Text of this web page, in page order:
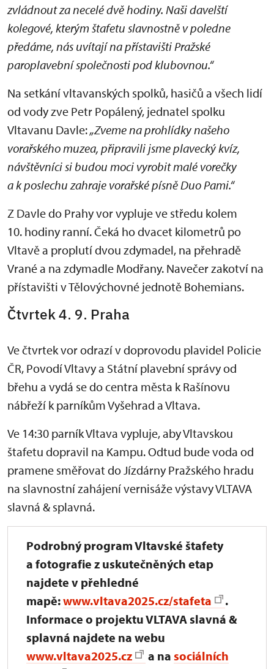
zvládnout za necelé dvě hodiny. Naši davelští
kolegové, kterým štafetu slavnostně v poledne
předáme, nás uvítají na přístavišti Pražské
paroplavební společnosti pod klubovnou.“
Na setkání vltavanských spolků, hasičů a všech lidí
od vody zve Petr Popálený, jednatel spolku
Vltavanu Davle:„Zveme na prohlídky našeho
vorařského muzea, připravili jsme plavecký kvíz,
návštěvníci si budou moci vyrobit malé vorečky
a k poslechu zahraje vorařské písně Duo Pami.“
Z Davle do Prahy vor vypluje ve středu kolem
10. hodiny ranní. Čeká ho dvacet kilometrů po
Vltavě a proplutí dvou zdymadel, na přehradě
Vrané a na zdymadle Modřany. Navečer zakotví na
přístavišti v Tělovýchovné jednotě Bohemians.
Čtvrtek 4. 9. Praha
Ve čtvrtek vor odrazí v doprovodu plavidel Policie
ČR, Povodí Vltavy a Státní plavební správy od
břehu a vydá se do centra města k Rašínovu
nábřeží k parníkům Vyšehrad a Vltava.
Ve 14:30 parník Vltava vypluje, aby Vltavskou
štafetu dopravil na Kampu. Odtud bude voda od
pramene směřovat do Jízdárny Pražského hradu
na slavnostní zahájení vernisáže výstavy VLTAVA
slavná & splavná.
Podrobný program Vltavské štafety
a fotografie z uskutečněných etap
najdete v přehledné
mapě:www.vltava2025.cz/stafeta
.
Informace o projektu VLTAVA slavná &
splavná najdete na webu
www.vltava2025.cz
a na sociálních